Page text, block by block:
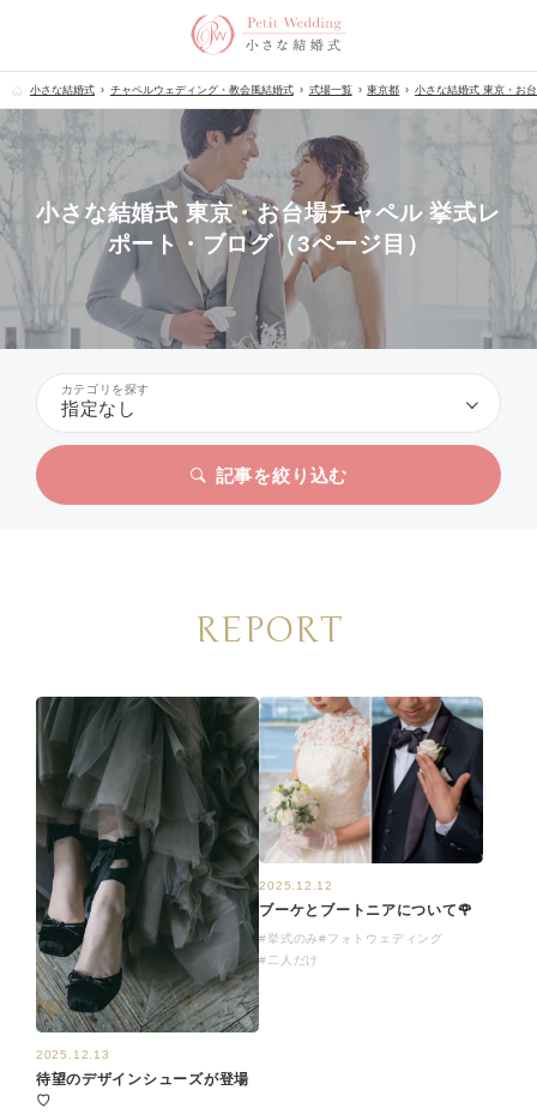
小さな結婚式 チャペルウェディング・教会風結婚式 式場一覧 東京都 小さな結婚式 東京・お
小さな結婚式 東京・お台場チャペル 挙式レ
ポート・ブログ（3ページ目）
カテゴリを探す
指定なし
記事を絞り込む
REPORT
2025.12.13
待望のデザインシューズが登場
♡
2025.12.12
ブーケとブートニアについて🌹
#挙式のみ#フォトウェディング
#二人だけ